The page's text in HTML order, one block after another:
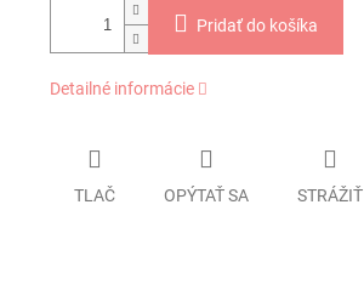
Pridať do košíka
Detailné informácie
TLAČ OPÝTAŤ SA STRÁŽIŤ